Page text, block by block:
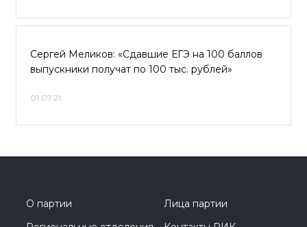
Сергей Меликов: «Сдавшие ЕГЭ на 100 баллов
выпускники получат по 100 тыс. рублей»
01.07.21
О партии
Лица партии